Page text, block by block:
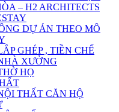
– H2 ARCHITECTS
DỰ ÁN THEO MÔ
GHÉP , TIỀN CHẾ
XƯỞNG
HỌ
THẤT CĂN HỘ